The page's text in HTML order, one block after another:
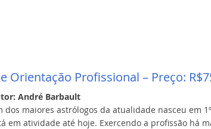
Orientação Profissional – Preço:
André Barbault
dos maiores astrólogos da atualidade nasceu em
em atividade até hoje. Exercendo a profissão há